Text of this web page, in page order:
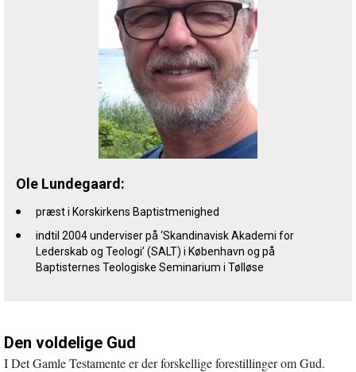
Ole Lundegaard:
præst i Korskirkens Baptistmenighed
indtil 2004 underviser på ‘Skandinavisk Akademi for
Lederskab og Teologi’ (SALT) i København og på
Baptisternes Teologiske Seminarium i Tølløse
Den voldelige Gud
I Det Gamle Testamente er der forskellige forestillinger om Gud.